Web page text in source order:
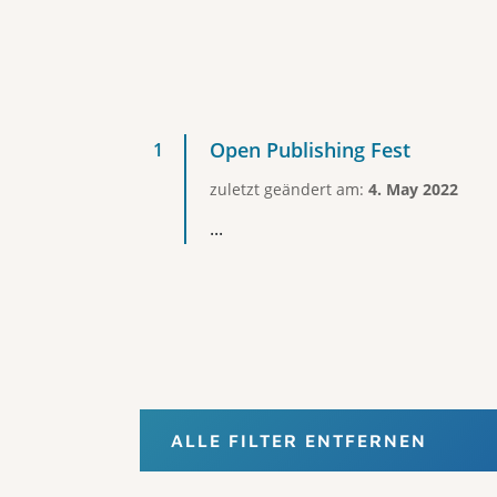
Open Publishing Fest
zuletzt geändert am: 4. May 2022
...
ALLE FILTER ENTFERNEN